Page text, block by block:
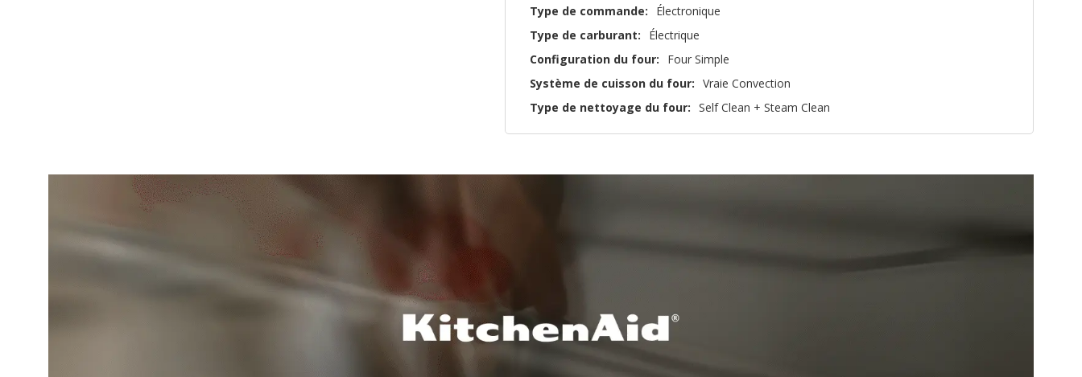
Type de commande:
Électronique
Type de carburant:
Électrique
Configuration du four:
Four Simple
Système de cuisson du four: Vraie Convection
Type de nettoyage du four: Self Clean + Steam Clean